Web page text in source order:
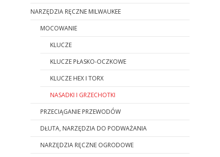
NARZĘDZIA RĘCZNE MILWAUKEE
MOCOWANIE
KLUCZE
KLUCZE PŁASKO-OCZKOWE
KLUCZE HEX I TORX
NASADKI I GRZECHOTKI
PRZECIĄGANIE PRZEWODÓW
DŁUTA, NARZĘDZIA DO PODWAŻANIA
NARZĘDZIA RĘCZNE OGRODOWE